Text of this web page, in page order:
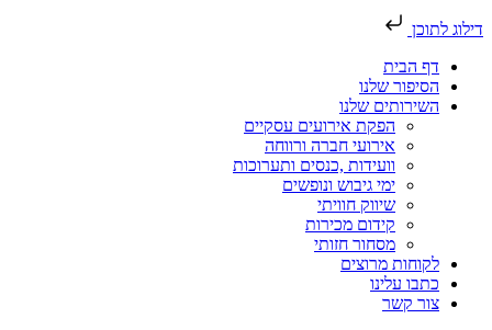
דילוג לתוכן
דף הבית
הסיפור שלנו
השירותים שלנו
הפקת אירועים עסקיים
אירועי חברה ורווחה
וועידות ,כנסים ותערוכות
ימי גיבוש ונופשים
שיווק חוויתי
קידום מכירות
מסחור חזותי
לקוחות מרוצים
כתבו עלינו
צור קשר